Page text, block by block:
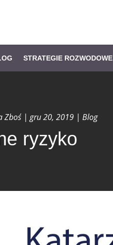
STRATEGIE ROZWODOWE
Zboś |gru 20, 2019 |Blog
ryzyko